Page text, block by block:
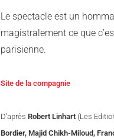
Le spectacle est un
magistralement ce que
parisienne.
Site de la compagnie
D’après Robert Linhart (Les
Bordier, Majid Chikh-Miloud,